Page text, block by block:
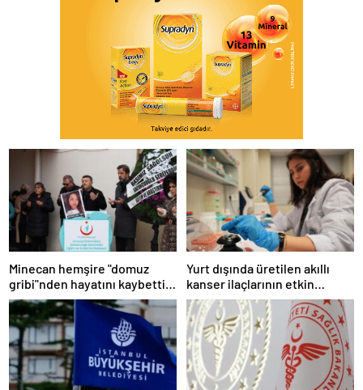
Minecan hemşire "domuz
gribi"nden hayatını kaybetti –
Haberler | Sağlık Haberleri
Yurt dışında üretilen akıllı
kanser ilaçlarının etkin
maddesi yerli imkanlarla
geliştirildi | Sağlık Haberleri